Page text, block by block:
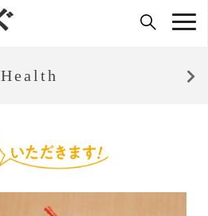
Health